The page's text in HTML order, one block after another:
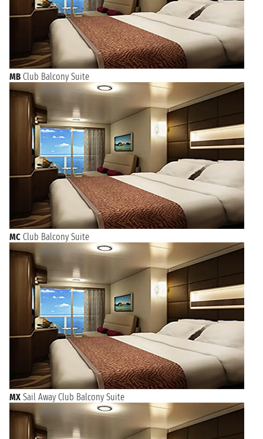
MB Club Balcony Suite
MC Club Balcony Suite
MX Sail Away Club Balcony Suite